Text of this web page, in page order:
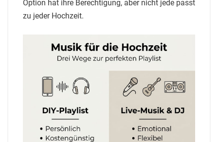
Option hat ihre Berechtigung, aber nicht jede passt
zu jeder Hochzeit.